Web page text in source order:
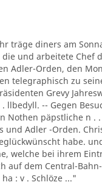
träge diners am
und arbeitete Chef
Adler-Orden, den
telegraphisch zu
Grevy
llbedyll. -- Gegen
Nothen päpstliche n .
und Adler -Orden.
habe.
welche bei ihrem
auf dem Central-
: v . Schlöze ..."